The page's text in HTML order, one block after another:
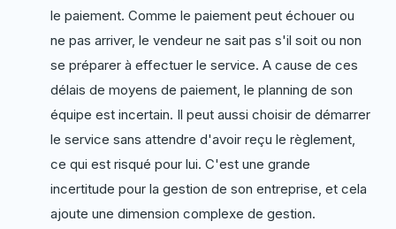
le paiement. Comme le paiement peut échouer ou
ne pas arriver, le vendeur ne sait pas s'il soit ou non
se préparer à effectuer le service. A cause de ces
délais de moyens de paiement, le planning de son
équipe est incertain. Il peut aussi choisir de démarrer
le service sans attendre d'avoir reçu le règlement,
ce qui est risqué pour lui. C'est une grande
incertitude pour la gestion de son entreprise, et cela
ajoute une dimension complexe de gestion.